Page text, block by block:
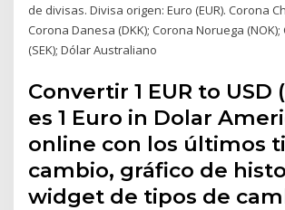
de divisas. Divisa origen: Euro (EUR). Corona
Corona Danesa (DKK); Corona Noruega
(SEK); Dólar Australiano
Convertir 1 EUR to USD
es 1 Euro in Dolar
online con los últimos
cambio, gráfico de
widget de tipos de